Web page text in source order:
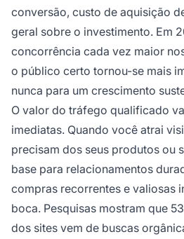
conversão, custo de aquisição
geral sobre o investimento. Em
concorrência cada vez maior
o público certo tornou-se mais
nunca para um crescimento
O valor do tráfego qualificado
imediatas. Quando você atrai
precisam dos seus produtos ou
base para relacionamentos
compras recorrentes e valiosas
boca. Pesquisas mostram que
dos sites vem de buscas